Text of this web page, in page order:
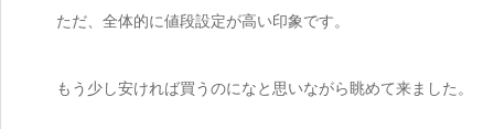
ただ、全体的に値段設定が高い印象です。
もう少し安ければ買うのになと思いながら眺めて来ました。